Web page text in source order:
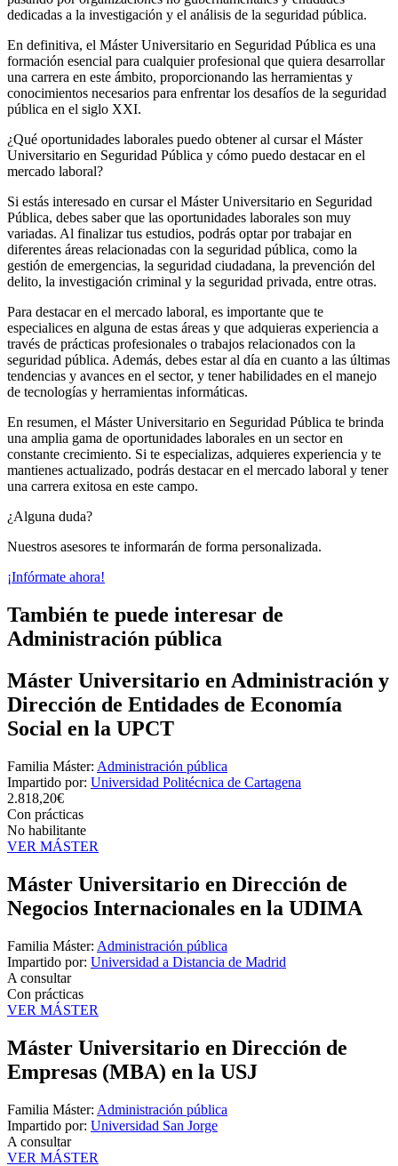
dedicadas a la investigación y el análisis de la seguridad pública.
En definitiva, el Máster Universitario en Seguridad Pública es una
formación esencial para cualquier profesional que quiera desarrollar
una carrera en este ámbito, proporcionando las herramientas y
conocimientos necesarios para enfrentar los desafíos de la seguridad
pública en el siglo XXI.
¿Qué oportunidades laborales puedo obtener al cursar el Máster
Universitario en Seguridad Pública y cómo puedo destacar en el
mercado laboral?
Si estás interesado en cursar el Máster Universitario en Seguridad
Pública, debes saber que las oportunidades laborales son muy
variadas. Al finalizar tus estudios, podrás optar por trabajar en
diferentes áreas relacionadas con la seguridad pública, como la
gestión de emergencias, la seguridad ciudadana, la prevención del
delito, la investigación criminal y la seguridad privada, entre otras.
Para destacar en el mercado laboral, es importante que te
especialices en alguna de estas áreas y que adquieras experiencia a
través de prácticas profesionales o trabajos relacionados con la
seguridad pública. Además, debes estar al día en cuanto a las últimas
tendencias y avances en el sector, y tener habilidades en el manejo
de tecnologías y herramientas informáticas.
En resumen, el Máster Universitario en Seguridad Pública te brinda
una amplia gama de oportunidades laborales en un sector en
constante crecimiento. Si te especializas, adquieres experiencia y te
mantienes actualizado, podrás destacar en el mercado laboral y tener
una carrera exitosa en este campo.
¿Alguna duda?
Nuestros asesores te informarán de forma personalizada.
¡Infórmate ahora!
También te puede interesar de
Administración pública
Máster Universitario en Administración y
Dirección de Entidades de Economía
Social en la UPCT
Familia Máster: Administración pública
Impartido por: Universidad Politécnica de Cartagena
2.818,20€
Con prácticas
No habilitante
VER MÁSTER
Máster Universitario en Dirección de
Negocios Internacionales en la UDIMA
Familia Máster: Administración pública
Impartido por: Universidad a Distancia de Madrid
A consultar
Con prácticas
VER MÁSTER
Máster Universitario en Dirección de
Empresas (MBA) en la USJ
Familia Máster: Administración pública
Impartido por: Universidad San Jorge
A consultar
VER MÁSTER